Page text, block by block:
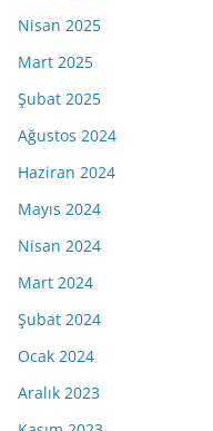
Nisan 2025
Mart 2025
Şubat 2025
Ağustos 2024
Haziran 2024
Mayıs 2024
Nisan 2024
Mart 2024
Şubat 2024
Ocak 2024
Aralık 2023